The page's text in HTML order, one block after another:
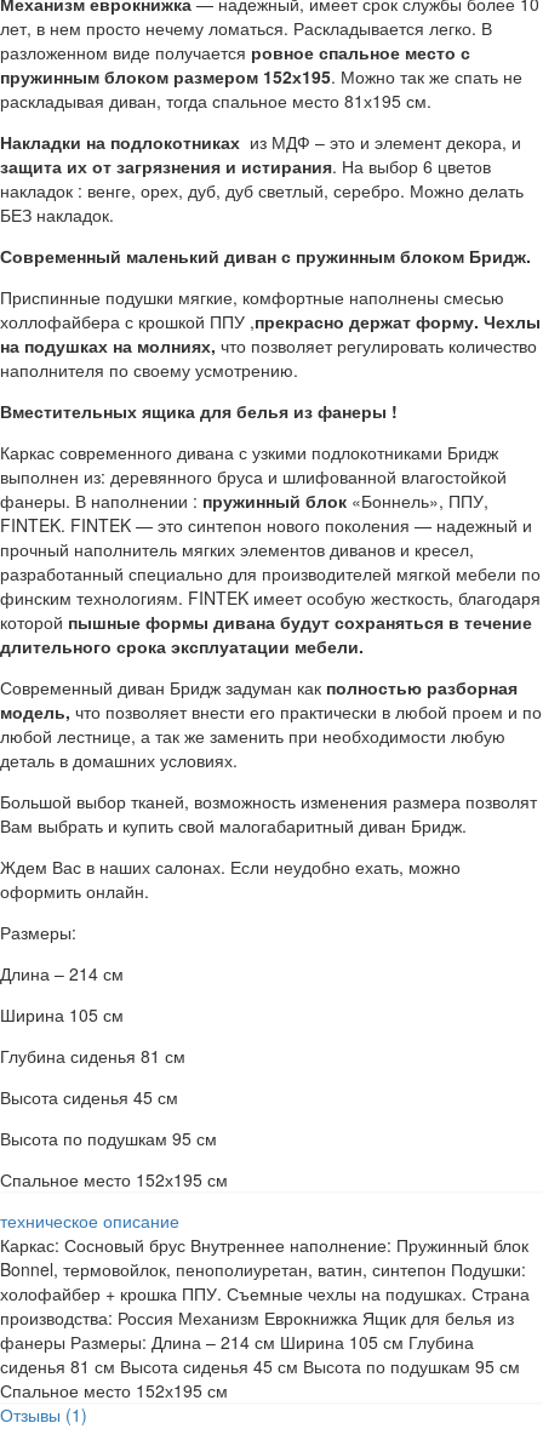
лет, в нем просто нечему ломаться. Раскладывается легко. В
разложенном виде получается ровное спальное место с
пружинным блоком размером 152х195. Можно так же спать не
раскладывая диван, тогда спальное место 81х195 см.
Накладки на подлокотниках из МДФ – это и элемент декора, и
защита их от загрязнения и истирания. На выбор 6 цветов
накладок : венге, орех, дуб, дуб светлый, серебро. Можно делать
БЕЗ накладок.
Современный маленький диван с пружинным блоком Бридж.
Приспинные подушки мягкие, комфортные наполнены смесью
холлофайбера с крошкой ППУ ,прекрасно держат форму. Чехлы
на подушках на молниях, что позволяет регулировать количество
наполнителя по своему усмотрению.
Вместительных ящика для белья из фанеры !
Каркас современного дивана с узкими подлокотниками Бридж
выполнен из: деревянного бруса и шлифованной влагостойкой
фанеры. В наполнении : пружинный блок «Боннель», ППУ,
FINTEK. FINTEK — это синтепон нового поколения — надежный и
прочный наполнитель мягких элементов диванов и кресел,
разработанный специально для производителей мягкой мебели по
финским технологиям. FINTEK имеет особую жесткость, благодаря
которой пышные формы дивана будут сохраняться в течение
длительного срока эксплуатации мебели.
Современный диван Бридж задуман как полностью разборная
модель, что позволяет внести его практически в любой проем и по
любой лестнице, а так же заменить при необходимости любую
деталь в домашних условиях.
Большой выбор тканей, возможность изменения размера позволят
Вам выбрать и купить свой малогабаритный диван Бридж.
Ждем Вас в наших салонах. Если неудобно ехать, можно
оформить онлайн.
Размеры:
Длина – 214 см
Ширина 105 см
Глубина сиденья 81 см
Высота сиденья 45 см
Высота по подушкам 95 см
Спальное место 152х195 см
техническое описание
Каркас: Сосновый брус Внутреннее наполнение: Пружинный блок
Bonnel, термовойлок, пенополиуретан, ватин, синтепон Подушки:
холофайбер + крошка ППУ. Съемные чехлы на подушках. Страна
производства: Россия Механизм Еврокнижка Ящик для белья из
фанеры Размеры: Длина – 214 см Ширина 105 см Глубина
сиденья 81 см Высота сиденья 45 см Высота по подушкам 95 см
Спальное место 152х195 см
Отзывы (1)